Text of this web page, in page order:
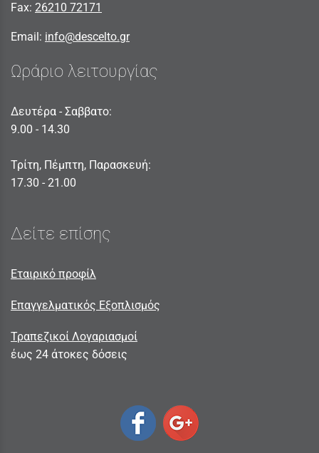
Fax: 26210 72171
Email: info@descelto.gr
Ωράριο λειτουργίας
Δευτέρα - Σαββατο:
9.00 - 14.30
Τρίτη, Πέμπτη, Παρασκευή:
17.30 - 21.00
Δείτε επίσης
Εταιρικό προφίλ
Επαγγελματικός Εξοπλισμός
Τραπεζικοί Λογαριασμοί
έως 24 άτοκες δόσεις